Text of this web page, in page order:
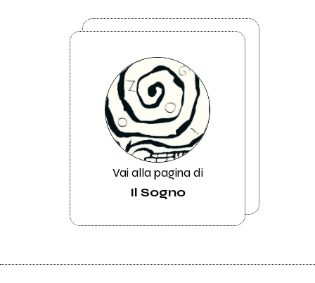
Vai alla pagina di
Il Sogno